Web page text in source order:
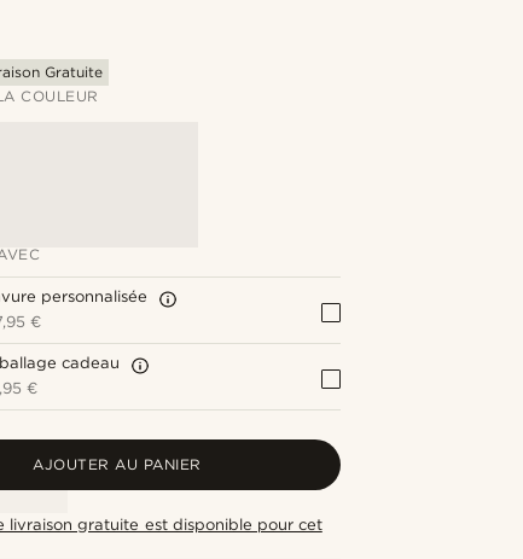
Gratuite
COULEUR
personnalisée
€
cadeau
€
AJOUTER AU PANIER
livraison gratuite est disponible pour cet